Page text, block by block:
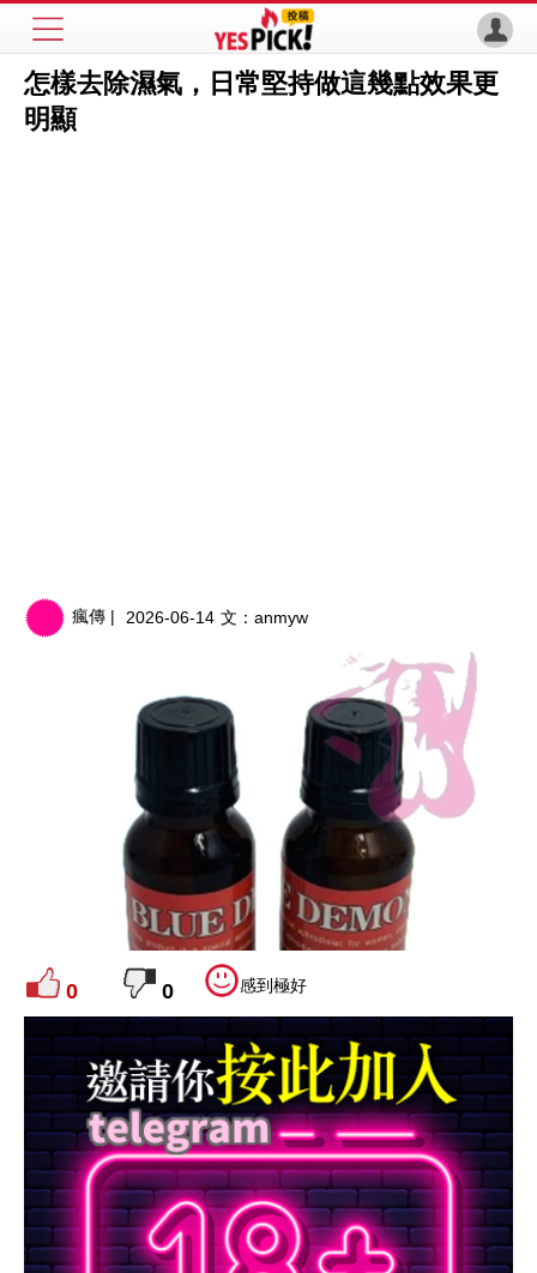
怎樣去除濕氣，日常堅持做這幾點效果更
明顯
瘋傳 | 2026-06-14 文： anmyw
0 0 感到極好